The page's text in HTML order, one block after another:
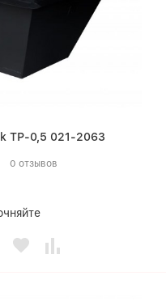
ТР-0,5 021-2063
0 отзывов